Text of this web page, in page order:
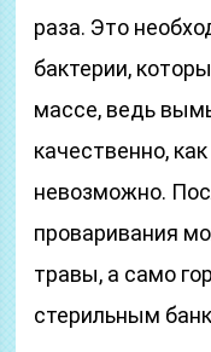
раза. Это
бактерии,
массе, ведь
качественно,
невозможно.
проваривания
травы, а само
стерильным